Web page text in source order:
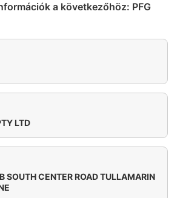
a következőhöz: PFG
LTD
SOUTH CENTER ROAD TULLAMARIN